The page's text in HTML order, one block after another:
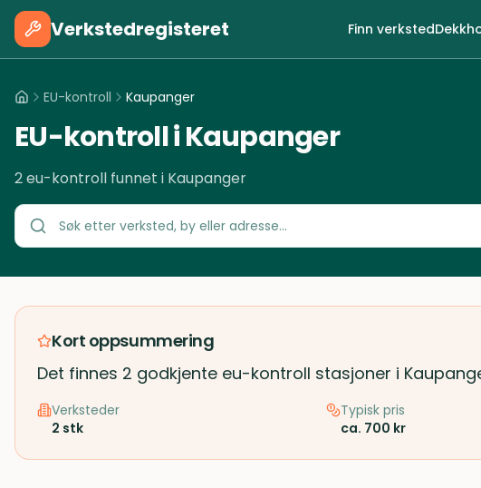
Verkstedregisteret Finn verksted
EU-kontroll Kaupanger
EU-kontroll i Kaupanger
2 eu-kontroll funnet i Kaupanger
Kort oppsummering
Det finnes 2 godkjente eu-kontroll stasjoner i
Verksteder
2 stk
Typisk pris
ca. 700 kr